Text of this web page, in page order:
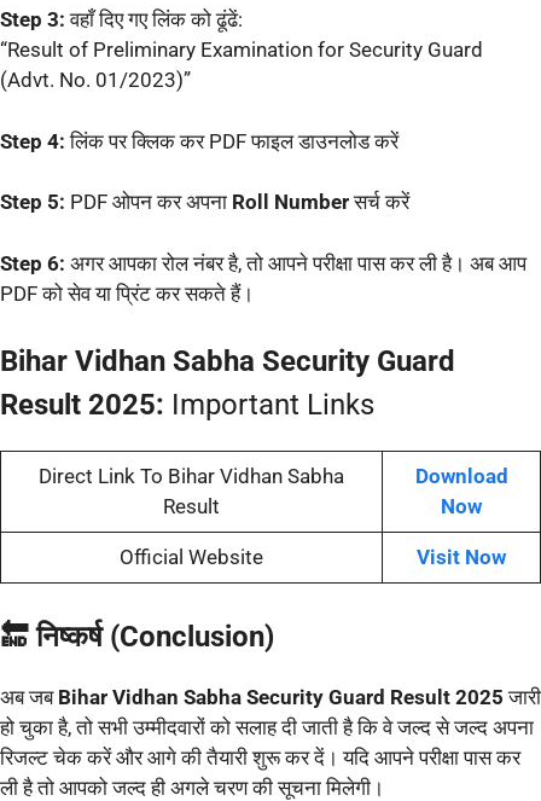
Step 3: वहाँ दिए गए लिंक को ढूंढें:
“Result of Preliminary Examination for Security Guard
(Advt. No. 01/2023)”
Step 4: लिंक पर क्लिक कर PDF फाइल डाउनलोड करें
Step 5: PDF ओपन कर अपना Roll Numberसर्च करें
Step 6: अगर आपका रोल नंबर है, तो आपने परीक्षा पास कर ली है। अब आप
PDF को सेव या प्रिंट कर सकते हैं।
Bihar Vidhan Sabha Security Guard
Result 2025: Important Links
Direct Link To Bihar Vidhan Sabha
Result
Download
Now
Official Website Visit Now
🔚 निष्कर्ष (Conclusion)
अब जब Bihar Vidhan Sabha Security Guard Result 2025 जारी
हो चुका है, तो सभी उम्मीदवारों को सलाह दी जाती है कि वे जल्द से जल्द अपना
रिजल्ट चेक करें और आगे की तैयारी शुरू कर दें। यदि आपने परीक्षा पास कर
ली है तो आपको जल्द ही अगले चरण की सूचना मिलेगी।